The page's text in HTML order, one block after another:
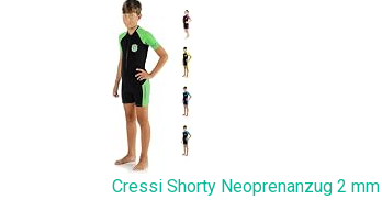
Cressi Shorty Neoprenanzug 2